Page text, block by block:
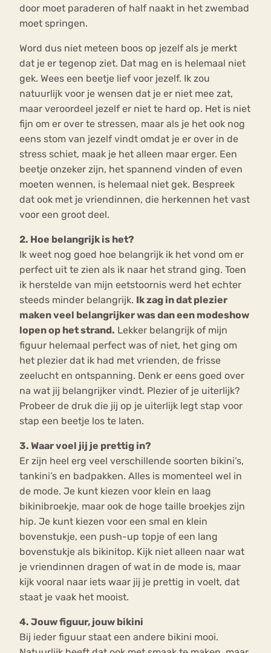
door moet paraderen of half naakt in het zwembad
moet springen.
Word dus niet meteen boos op jezelf als je merkt
dat je er tegenop ziet. Dat mag en is helemaal niet
gek. Wees een beetje lief voor jezelf. Ik zou
natuurlijk voor je wensen dat je er niet mee zat,
maar veroordeel jezelf er niet te hard op. Het is niet
fijn om er over te stressen, maar als je het ook nog
eens stom van jezelf vindt omdat je er over in de
stress schiet, maak je het alleen maar erger. Een
beetje onzeker zijn, het spannend vinden of even
moeten wennen, is helemaal niet gek. Bespreek
dat ook met je vriendinnen, die herkennen het vast
voor een groot deel.
2. Hoe belangrijk is het?
Ik weet nog goed hoe belangrijk ik het vond om er
perfect uit te zien als ik naar het strand ging. Toen
ik herstelde van mijn eetstoornis werd het echter
steeds minder belangrijk. Ik zag in dat plezier
maken veel belangrijker was dan een modeshow
lopen op het strand. Lekker belangrijk of mijn
figuur helemaal perfect was of niet, het ging om
het plezier dat ik had met vrienden, de frisse
zeelucht en ontspanning. Denk er eens goed over
na wat jij belangrijker vindt. Plezier of je uiterlijk?
Probeer de druk die jij op je uiterlijk legt stap voor
stap een beetje los te laten.
3. Waar voel jij je prettig in?
Er zijn heel erg veel verschillende soorten bikini’s,
tankini’s en badpakken. Alles is momenteel wel in
de mode. Je kunt kiezen voor klein en laag
bikinibroekje, maar ook de hoge taille broekjes zijn
hip. Je kunt kiezen voor een smal en klein
bovenstukje, een push-up topje of een lang
bovenstukje als bikinitop. Kijk niet alleen naar wat
je vriendinnen dragen of wat in de mode is, maar
kijk vooral naar iets waar jij je prettig in voelt, dat
staat je vaak het mooist.
4. Jouw figuur, jouw bikini
Bij ieder figuur staat een andere bikini mooi.